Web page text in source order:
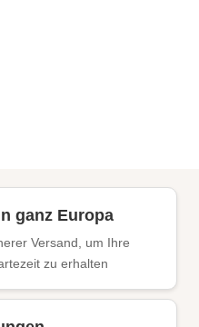
ganz Europa
Versand, um Ihre
zu erhalten